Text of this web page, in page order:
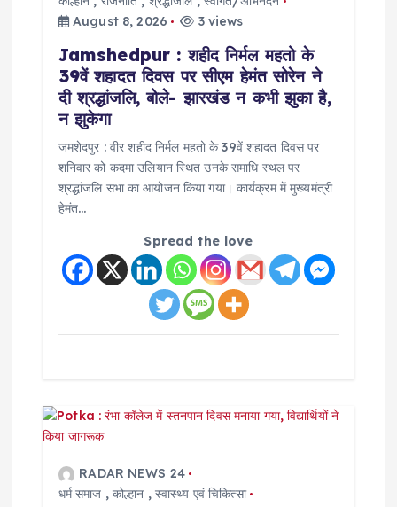
August 8, 2026
3 views
Jamshedpur : शहीद निर्मल महतो के
39वें शहादत दिवस पर सीएम हेमंत सोरेन ने
दी श्रद्धांजलि, बोले- झारखंड न कभी झुका है,
न झुकेगा
जमशेदपुर : वीर शहीद निर्मल महतो के 39वें शहादत दिवस पर
शनिवार को कदमा उलियान स्थित उनके समाधि स्थल पर
श्रद्धांजलि सभा का आयोजन किया गया। कार्यक्रम में मुख्यमंत्री
हेमंत…
Spread the love
RADAR NEWS 24
धर्म समाज ,कोल्हान , स्वास्थ्य एवं चिकित्सा